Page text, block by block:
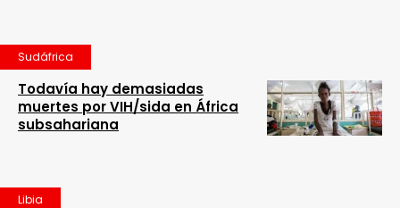
Sudáfrica
Todavía hay demasiadas
muertes por VIH/sida en África
subsahariana
Libia